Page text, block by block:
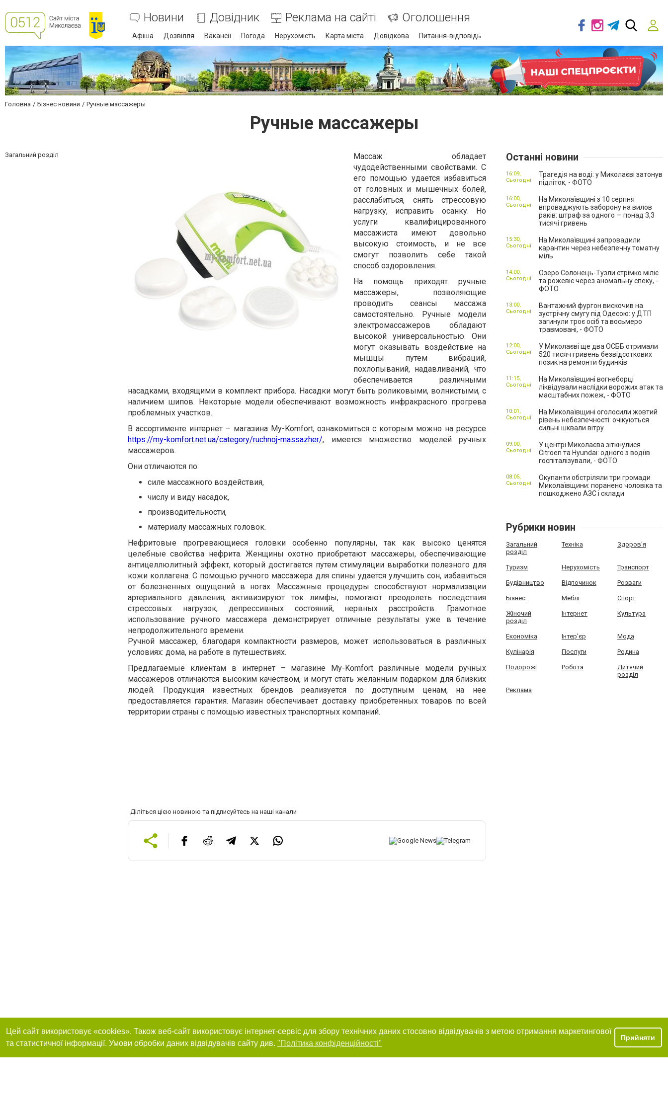
Новини Довідник Реклама на сайті Оголошення
Афіша Дозвілля Вакансії Погода Нерухомість Карта міста Довідкова Питання-відповідь
Головна Бізнес новини Ручные массажеры
Ручные массажеры
Загальний розділ
Массаж обладает
чудодейственными свойствами. С
его помощью удается избавиться
от головных и мышечных болей,
расслабиться, снять стрессовую
нагрузку, исправить осанку. Но
услуги квалифицированного
массажиста имеют довольно
высокую стоимость, и не все
смогут позволить себе такой
способ оздоровления.
На помощь приходят ручные
массажеры, позволяющие
проводить сеансы массажа
самостоятельно. Ручные модели
электромассажеров обладают
высокой универсальностью. Они
могут оказывать воздействие на
мышцы путем вибраций,
похлопываний, надавливаний, что
обеспечивается различными
насадками, входящими в комплект прибора. Насадки могут быть роликовыми, волнистыми, с
наличием шипов. Некоторые модели обеспечивают возможность инфракрасного прогрева
проблемных участков.
В ассортименте интернет – магазина My-Komfort, ознакомиться с которым можно на ресурсе
https://my-komfort.net.ua/category/ruchnoj-massazher/, имеется множество моделей ручных
массажеров.
Они отличаются по:
силе массажного воздействия,
числу и виду насадок,
производительности,
материалу массажных головок.
Нефритовые прогревающиеся головки особенно популярны, так как высоко ценятся
целебные свойства нефрита. Женщины охотно приобретают массажеры, обеспечивающие
антицеллюлитный эффект, который достигается путем стимуляции выработки полезного для
кожи коллагена. С помощью ручного массажера для спины удается улучшить сон, избавиться
от болезненных ощущений в ногах. Массажные процедуры способствуют нормализации
артериального давления, активизируют ток лимфы, помогают преодолеть последствия
стрессовых нагрузок, депрессивных состояний, нервных расстройств. Грамотное
использование ручного массажера демонстрирует отличные результаты уже в течение
непродолжительного времени.
Ручной массажер, благодаря компактности размеров, может использоваться в различных
условиях: дома, на работе в путешествиях.
Предлагаемые клиентам в интернет – магазине My-Komfort различные модели ручных
массажеров отличаются высоким качеством, и могут стать желанным подарком для близких
людей. Продукция известных брендов реализуется по доступным ценам, на нее
предоставляется гарантия. Магазин обеспечивает доставку приобретенных товаров по всей
территории страны с помощью известных транспортных компаний.
Діліться цією новиною та підписуйтесь на наші канали
Останні новини
Трагедія на воді: у Миколаєві затонув
підліток, - ФОТО
16:09,
Сьогодні
На Миколаївщині з 10 серпня
впроваджують заборону на вилов
раків: штраф за одного — понад 3,3
тисячі гривень
16:00,
Сьогодні
На Миколаївщині запровадили
карантин через небезпечну томатну
міль
15:30,
Сьогодні
Озеро Солонець-Тузли стрімко міліє
та рожевіє через аномальну спеку, -
ФОТО
14:00,
Сьогодні
Вантажний фургон вискочив на
зустрічну смугу під Одесою: у ДТП
загинули троє осіб та восьмеро
травмовані, - ФОТО
13:00,
Сьогодні
У Миколаєві ще два ОСББ отримали
520 тисяч гривень безвідсоткових
позик на ремонти будинків
12:00,
Сьогодні
На Миколаївщині вогнеборці
ліквідували наслідки ворожих атак та
масштабних пожеж, - ФОТО
11:15,
Сьогодні
На Миколаївщині оголосили жовтий
рівень небезпечності: очікуються
сильні шквали вітру
10:01,
Сьогодні
У центрі Миколаєва зіткнулися
Citroen та Hyundai: одного з водіїв
госпіталізували, - ФОТО
09:00,
Сьогодні
Окупанти обстріляли три громади
Миколаївщини: поранено чоловіка та
пошкоджено АЗС і склади
08:05,
Сьогодні
Рубрики новин
Загальний
розділ
Техніка Здоров'я
Туризм Нерухомість Транспорт
Будівництво Відпочинок Розваги
Бізнес Меблі Спорт
Жіночий
розділ
Інтернет Культура
Економіка Інтер'єр Мода
Кулінарія Послуги Родина
Подорожі Робота
Дитячий
розділ
Реклама
Цей сайт використовує «cookies». Також веб-сайт використовує інтернет-сервіс для збору технічних даних стосовно відвідувачів з метою отримання маркетингової
та статистичної інформації. Умови обробки даних відвідувачів сайту див. "Політика конфіденційності"
Прийняти